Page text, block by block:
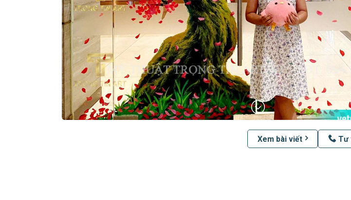
Xem bài viết Tư